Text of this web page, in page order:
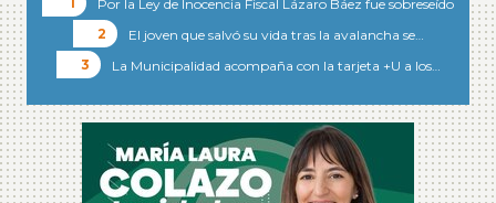
Por la Ley de Inocencia Fiscal Lázaro Báez fue sobreseído
El joven que salvó su vida tras la avalancha se…
La Municipalidad acompaña con la tarjeta +U a los…